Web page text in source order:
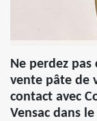
Ne perdez
vente pâte de
contact avec
Vensac dans